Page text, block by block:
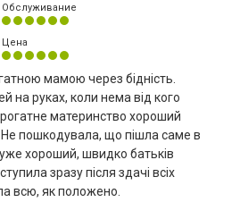
Обслуживание
Цена
мамою через бідність.
на руках, коли нема від кого
материнство хороший
Не пошкодувала, що пішла саме в
хороший, швидко батьків
зразу після здачі всіх
всю, як положено.